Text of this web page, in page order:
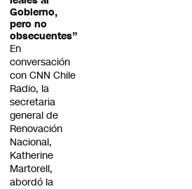
Gobierno,
pero no
obsecuentes”
En
conversación
con CNN Chile
Radio, la
secretaria
general de
Renovación
Nacional,
Katherine
Martorell,
abordó la